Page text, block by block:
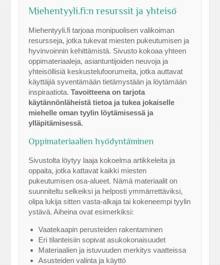
Miehentyyli.fi:n resurssit ja yhteisö
Miehentyyli.fi tarjoaa monipuolisen valikoiman
resursseja, jotka tukevat miesten pukeutumisen ja
hyvinvoinnin kehittämistä. Sivusto kokoaa yhteen
oppimateriaaleja, asiantuntijoiden neuvoja ja
yhteisöllisiä keskustelufoorumeita, jotka auttavat
käyttäjiä syventämään tietämystään ja löytämään
inspiraatiota.Tavoitteena on tarjota
käytännönläheistä tietoa ja tukea jokaiselle
miehelle oman tyylin löytämisessä ja
ylläpitämisessä.
Oppimateriaalien hyödyntäminen
Sivustolta löytyy laaja kokoelma artikkeleita ja
oppaita, jotka kattavat kaikki miesten
pukeutumisen osa-alueet. Nämä materiaalit on
suunniteltu selkeiksi ja helposti ymmärrettäviksi,
olipa lukija sitten vasta-alkaja tai kokeneempi tyylin
ystävä. Aiheina ovat esimerkiksi:
Vaatekaapin perusteiden rakentaminen
Eri tilanteisiin sopivat asukokonaisuudet
Materiaalien ja istuvuuden merkitys vaatteissa
Asusteiden valinta ja käyttö